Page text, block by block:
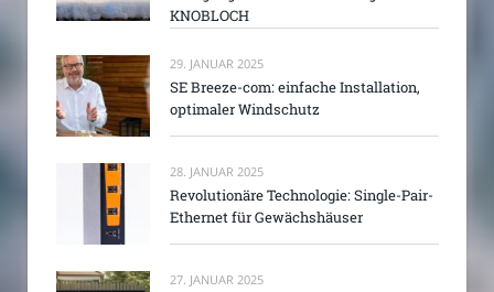
KNOBLOCH
29. JANUAR 2025
SE Breeze-com: einfache Installation,
optimaler Windschutz
28. JANUAR 2025
Revolutionäre Technologie: Single-Pair-
Ethernet für Gewächshäuser
27. JANUAR 2025